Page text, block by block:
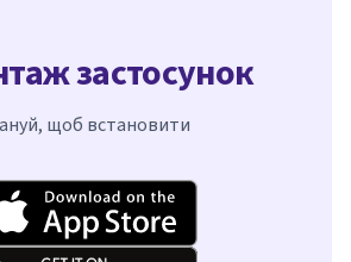
застосунок
щоб встановити